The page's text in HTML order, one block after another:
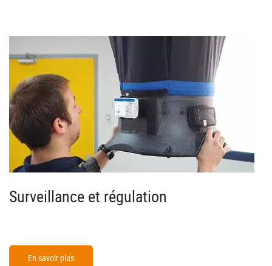
Surveillance et régulation
En savoir plus